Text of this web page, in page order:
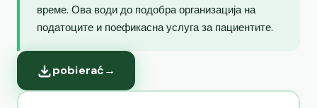
време. Ова води до подобра организација на
податоците и поефикасна услуга за пациентите.
pobierać→